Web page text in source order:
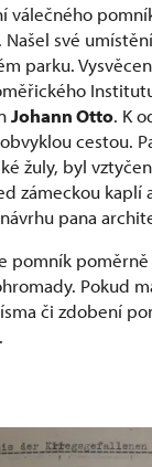
válečného
Našel své
parku.
Johann Otto. K
cestou.
žuly, byl
zámeckou kaplí
pana
pomník
Pokud
či zdobení